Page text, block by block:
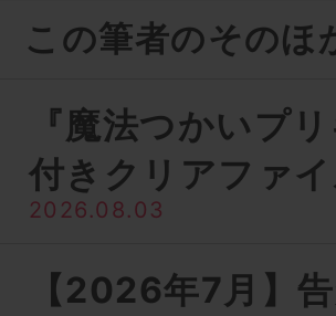
この筆者のそのほ
『魔法つかいプ
付きクリアファ
2026.08.03
【2026年7月】